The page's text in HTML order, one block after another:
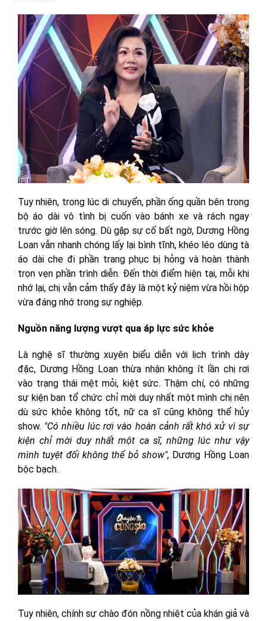
Tuy nhiên, trong lúc di chuyển, phần ống quần bên trong
bộ áo dài vô tình bị cuốn vào bánh xe và rách ngay
trước giờ lên sóng. Dù gặp sự cố bất ngờ, Dương Hồng
Loan vẫn nhanh chóng lấy lại bình tĩnh, khéo léo dùng tà
áo dài che đi phần trang phục bị hỏng và hoàn thành
trọn vẹn phần trình diễn. Đến thời điểm hiện tại, mỗi khi
nhớ lại, chị vẫn cảm thấy đây là một kỷ niệm vừa hồi hộp
vừa đáng nhớ trong sự nghiệp.
Nguồn năng lượng vượt qua áp lực sức khỏe
Là nghệ sĩ thường xuyên biểu diễn với lịch trình dày
đặc, Dương Hồng Loan thừa nhận không ít lần chị rơi
vào trạng thái mệt mỏi, kiệt sức. Thậm chí, có những
sự kiện ban tổ chức chỉ mời duy nhất một mình chị nên
dù sức khỏe không tốt, nữ ca sĩ cũng không thể hủy
show. "Có nhiều lúc rơi vào hoàn cảnh rất khó xử vì sự
kiện chỉ mời duy nhất một ca sĩ, những lúc như vậy
mình tuyệt đối không thể bỏ show", Dương Hồng Loan
bộc bạch.
Tuy nhiên, chính sự chào đón nồng nhiệt của khán giả và